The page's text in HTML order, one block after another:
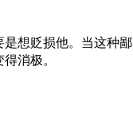
想贬损他。当这种鄙
消极。